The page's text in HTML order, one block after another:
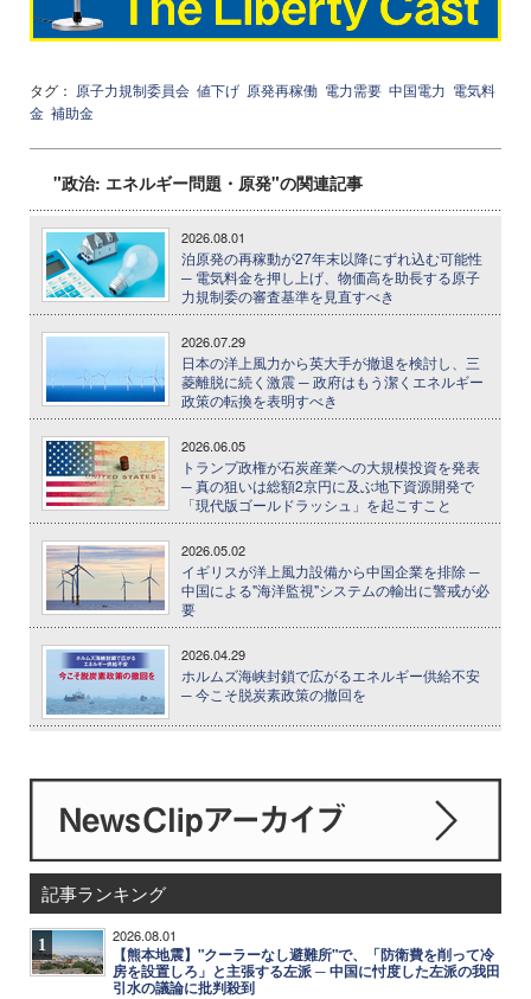
タグ： 原子力規制委員会 値下げ 原発再稼働 電力需要 中国電力 電気料
金 補助金
"政治: エネルギー問題・原発"の関連記事
2026.08.01
泊原発の再稼動が27年末以降にずれ込む可能性
─ 電気料金を押し上げ、物価高を助長する原子
力規制委の審査基準を見直すべき
2026.07.29
日本の洋上風力から英大手が撤退を検討し、三
菱離脱に続く激震 ─ 政府はもう潔くエネルギー
政策の転換を表明すべき
2026.06.05
トランプ政権が石炭産業への大規模投資を発表
─ 真の狙いは総額2京円に及ぶ地下資源開発で
「現代版ゴールドラッシュ」を起こすこと
2026.05.02
イギリスが洋上風力設備から中国企業を排除 ─
中国による"海洋監視"システムの輸出に警戒が必
要
2026.04.29
ホルムズ海峡封鎖で広がるエネルギー供給不安
─ 今こそ脱炭素政策の撤回を
記事ランキング
1 2026.08.01
【熊本地震】"クーラーなし避難所"で、「防衛費を削って冷
房を設置しろ」と主張する左派 ─ 中国に忖度した左派の我田
引水の議論に批判殺到